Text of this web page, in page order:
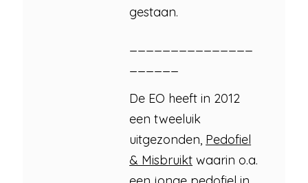
gestaan.
De EO heeft in 2012
een tweeluik
uitgezonden, Pedofiel
& Misbruikt waarin o.a.